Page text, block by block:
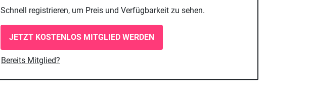
Schnell registrieren, um Preis und Verfügbarkeit zu sehen.
JETZT KOSTENLOS MITGLIED WERDEN
Bereits Mitglied?